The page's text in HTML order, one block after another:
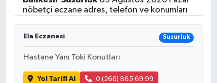
nöbetçi eczane adres, telefon ve konumları
Ela Eczanesi Susurluk
Hastane Yanı Toki Konutları
Yol Tarifi Al 0 (266) 865 69 99